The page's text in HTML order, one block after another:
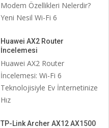
Modem Özellikleri Nelerdir?
Yeni Nesil Wi-Fi 6
Huawei AX2 Router
İncelemesi
Huawei AX2 Router
İncelemesi: Wi-Fi 6
Teknolojisiyle Ev İnternetinize
Hız
TP-Link Archer AX12 AX1500